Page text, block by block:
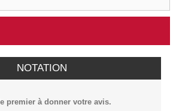
NOTATION
premier à donner votre avis.